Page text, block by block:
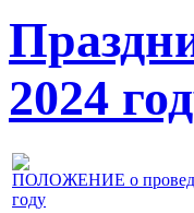
2024
ПОЛОЖЕНИЕ о
году